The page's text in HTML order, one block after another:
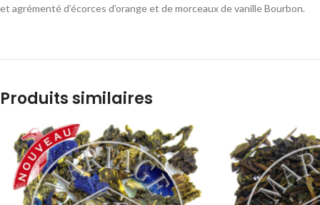
et agrémenté d’écorces d’orange et de morceaux de vanille Bourbon.
Produits similaires